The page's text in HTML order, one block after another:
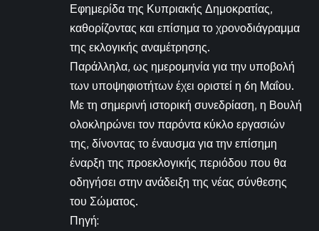
Εφημερίδα της Κυπριακής Δημοκρατίας,
καθορίζοντας και επίσημα το χρονοδιάγραμμα
της εκλογικής αναμέτρησης.
Παράλληλα, ως ημερομηνία για την υποβολή
των υποψηφιοτήτων έχει οριστεί η 6η Μαΐου.
Με τη σημερινή ιστορική συνεδρίαση, η Βουλή
ολοκληρώνει τον παρόντα κύκλο εργασιών
της, δίνοντας το έναυσμα για την επίσημη
έναρξη της προεκλογικής περιόδου που θα
οδηγήσει στην ανάδειξη της νέας σύνθεσης
του Σώματος.
Πηγή: